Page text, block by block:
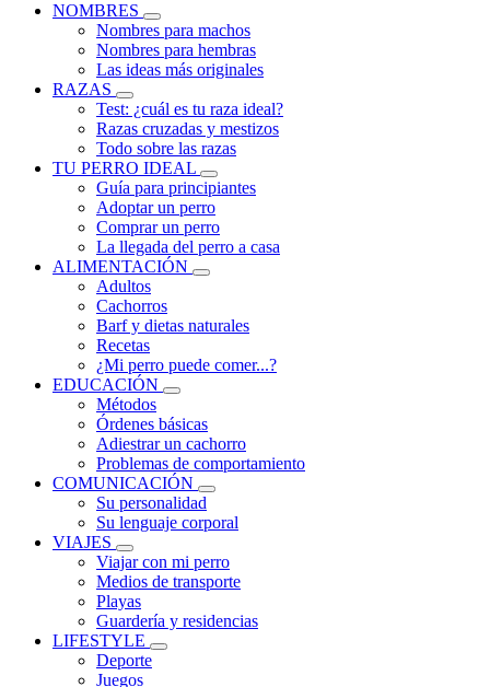
NOMBRES
Nombres para machos
Nombres para hembras
Las ideas más originales
RAZAS
Test: ¿cuál es tu raza ideal?
Razas cruzadas y mestizos
Todo sobre las razas
TU PERRO IDEAL
Guía para principiantes
Adoptar un perro
Comprar un perro
La llegada del perro a casa
ALIMENTACIÓN
Adultos
Cachorros
Barf y dietas naturales
Recetas
¿Mi perro puede comer...?
EDUCACIÓN
Métodos
Órdenes básicas
Adiestrar un cachorro
Problemas de comportamiento
COMUNICACIÓN
Su personalidad
Su lenguaje corporal
VIAJES
Viajar con mi perro
Medios de transporte
Playas
Guardería y residencias
LIFESTYLE
Deporte
Juegos